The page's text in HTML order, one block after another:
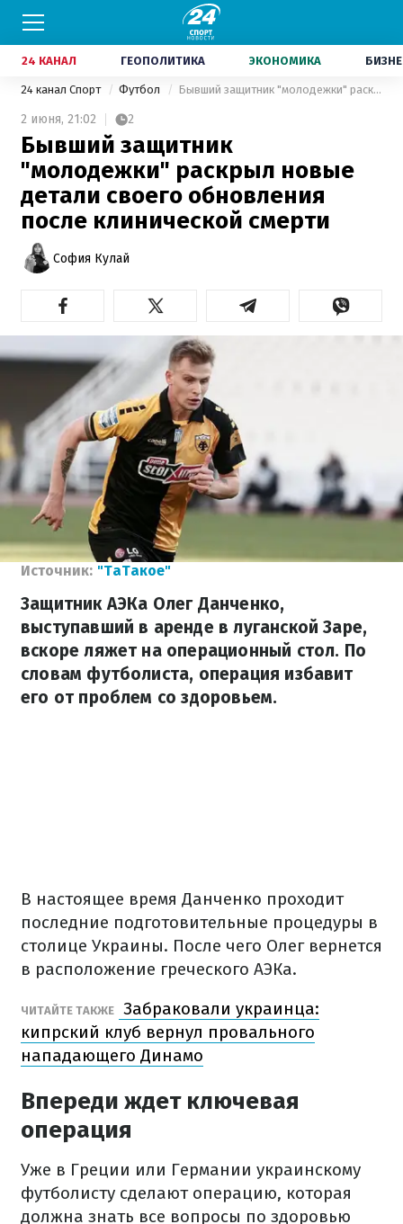
24 КАНАЛ ГЕОПОЛИТИКА ЭКОНОМИКА
24 канал Спорт Футбол Бывший защитник "молодежки" раскрыл новые детали своего обновления после клинической смерти
2 июня, 21:02 2
Бывший защитник
"молодежки" раскрыл новые
детали своего обновления
после клинической смерти
София Кулай
Источник: "ТаТакое"
Защитник АЭКа Олег Данченко,
выступавший в аренде в луганской Заре,
вскоре ляжет на операционный стол. По
словам футболиста, операция избавит
его от проблем со здоровьем.
В настоящее время Данченко проходит
последние подготовительные процедуры в
столице Украины. После чего Олег вернется
в расположение греческого АЭКа.
ЧИТАЙТЕ ТАКЖЕ
Забраковали украинца:
кипрский клуб вернул провального
нападающего Динамо
Впереди ждет ключевая
операция
Уже в Греции или Германии украинскому
футболисту сделают операцию, которая
должна знать все вопросы по здоровью